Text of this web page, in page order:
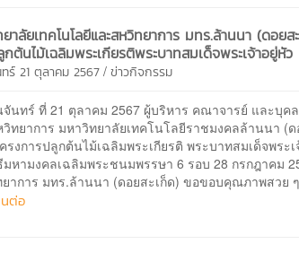
าลัยเทคโนโลยีและสหวิทยาการ มทร.ล้านนา (ดอย
ต้นไม้เฉลิมพระเกียรติพระบาทสมเด็จพระเจ้าอยู่หัว
ร์ 21 ตุลาคม 2567/ข่าวกิจกรรม
จันทร์ ที่ 21 ตุลาคม 2567 ผู้บริหาร คณาจารย์ และบุค
วิทยาการ มหาวิทยาลัยเทคโนโลยีราชมงคลล้านนา (ด
รงการปลูกต้นไม้เฉลิมพระเกียรติ พระบาทสมเด็จพระ
มหามงคลเฉลิมพระชนมพรรษา 6 รอบ 28 กรกฎาคม
ยาการ มทร.ล้านนา (ดอยสะเก็ด) ขอขอบคุณภาพสวย
ต่อ